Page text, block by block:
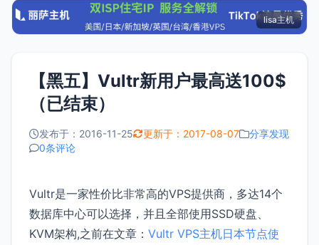
lisa主机
【黑五】Vultr新用户最高送100$
（已结束）
发布于：2016-11-25 更新于：2017-08-07
分享发现
0条评论
Vultr是一家性价比非常高的VPS提供商，多达14个
数据库中心可以选择，并且全部使用SSD硬盘、
KVM架构,之前在文章： Vultr VPS主机日本节点使